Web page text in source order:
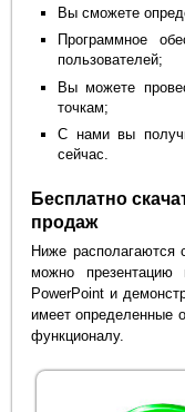
Вы сможете
Программное
пользователей;
Вы можете
точкам;
С нами вы
сейчас.
Бесплатно
продаж
Ниже располагаются
можно презентацию
PowerPoint и
имеет определенные
функционалу.